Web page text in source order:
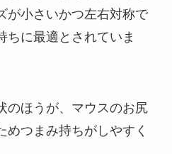
が小さいかつ左右対称で
ちに最適とされていま
のほうが、マウスのお尻
めつまみ持ちがしやすく